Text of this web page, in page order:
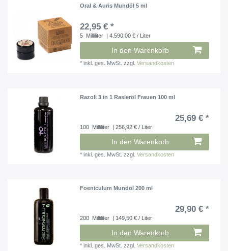
Oral & Auris Mundöl 5 ml
22,95 € *
5 Milliliter | 4.590,00 € / Liter
In den Warenkorb
*inkl. ges. MwSt. zzgl.Versandkosten
Razoli 3 in 1 Rasieröl Frauen 100 ml
25,69 € *
100 Milliliter | 256,92 € / Liter
In den Warenkorb
*inkl. ges. MwSt. zzgl.Versandkosten
Foeniculum Mundöl 200 ml
29,90 € *
200 Milliliter | 149,50 € / Liter
In den Warenkorb
*inkl. ges. MwSt. zzgl.Versandkosten